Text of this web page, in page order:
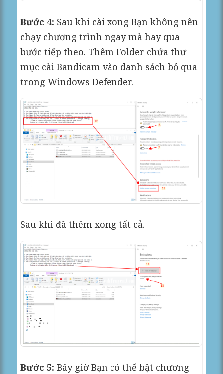
Bước 4: Sau khi cài xong Bạn không nên
chạy chương trình ngay mà hay qua
bước tiếp theo. Thêm Folder chứa thư
mục cài Bandicam vào danh sách bỏ qua
trong Windows Defender.
Sau khi đã thêm xong tất cả.
Bước 5: Bây giờ Bạn có thể bật chương